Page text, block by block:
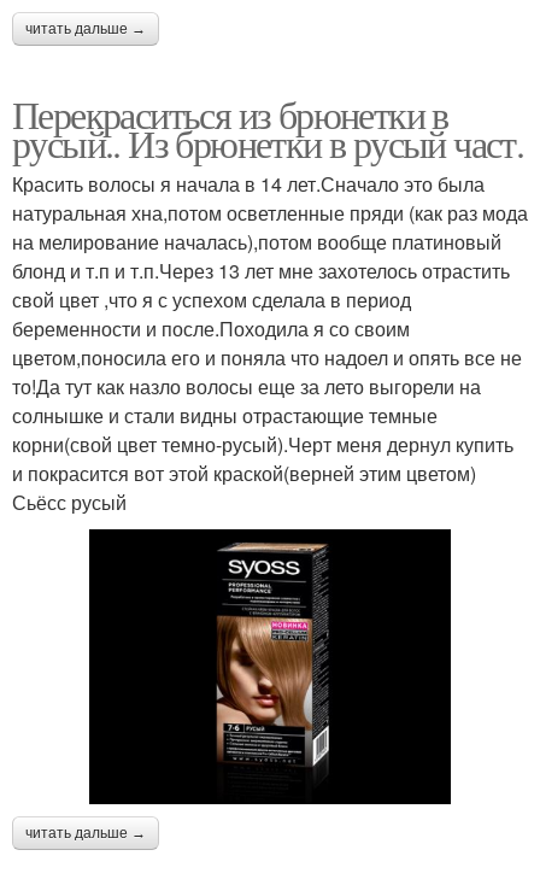
читать дальше →
Перекраситься из брюнетки в
русый.. Из брюнетки в русый част.
Красить волосы я начала в 14 лет.Сначало это была
натуральная хна,потом осветленные пряди (как раз мода
на мелирование началась),потом вообще платиновый
блонд и т.п и т.п.Через 13 лет мне захотелось отрастить
свой цвет ,что я с успехом сделала в период
беременности и после.Походила я со своим
цветом,поносила его и поняла что надоел и опять все не
то!Да тут как назло волосы еще за лето выгорели на
солнышке и стали видны отрастающие темные
корни(свой цвет темно-русый).Черт меня дернул купить
и покрасится вот этой краской(верней этим цветом)
Сьёсс русый
читать дальше →